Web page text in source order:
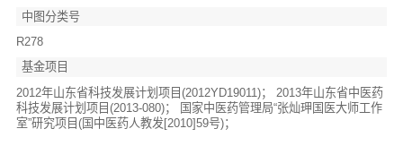
中图分类号
R278
基金项目
2012年山东省科技发展计划项目(2012YD19011)； 2013年山东省中医药
科技发展计划项目(2013-080)； 国家中医药管理局“张灿玾国医大师工作
室”研究项目(国中医药人教发[2010]59号)；